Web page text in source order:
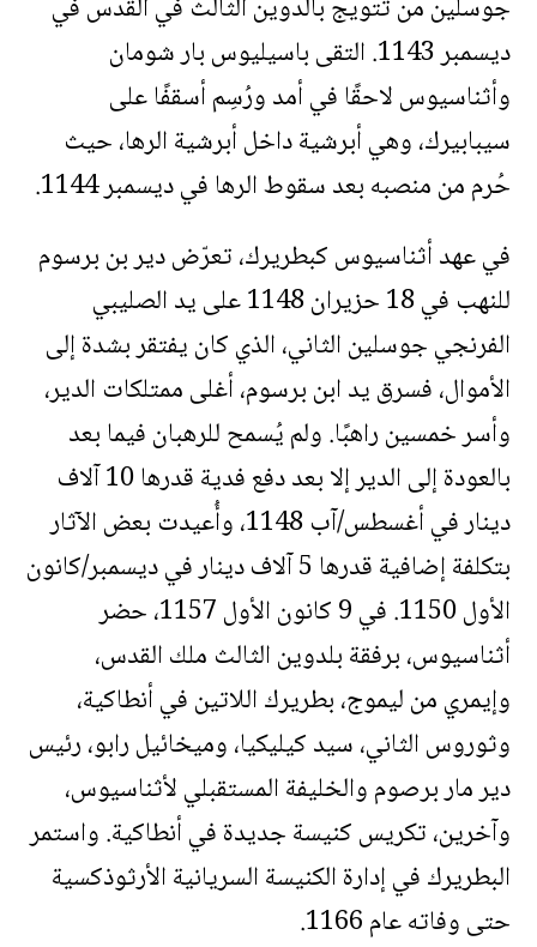
جوسلين من تتويج بالدوين الثالث في القدس في
ديسمبر 1143. التقى باسيليوس بار شومان
وأثناسيوس لاحقًا في أمد ورُسِم أسقفًا على
سيبابيرك، وهي أبرشية داخل أبرشية الرها، حيث
حُرم من منصبه بعد سقوط الرها في ديسمبر 1144.
في عهد أثناسيوس كبطريرك، تعرّض دير بن برسوم
للنهب في 18 حزيران 1148 على يد الصليبي
الفرنجي جوسلين الثاني، الذي كان يفتقر بشدة إلى
الأموال، فسرق يد ابن برسوم، أغلى ممتلكات الدير،
وأسر خمسين راهبًا. ولم يُسمح للرهبان فيما بعد
بالعودة إلى الدير إلا بعد دفع فدية قدرها 10 آلاف
دينار في أغسطس/آب 1148، وأُعيدت بعض الآثار
بتكلفة إضافية قدرها 5 آلاف دينار في ديسمبر/كانون
الأول 1150. في 9 كانون الأول 1157، حضر
أثناسيوس، برفقة بلدوين الثالث ملك القدس،
وإيمري من ليموج، بطريرك اللاتين في أنطاكية،
وثوروس الثاني، سيد كيليكيا، وميخائيل رابو، رئيس
دير مار برصوم والخليفة المستقبلي لأثناسيوس،
وآخرين، تكريس كنيسة جديدة في أنطاكية. واستمر
البطريرك في إدارة الكنيسة السريانية الأرثوذكسية
حتى وفاته عام 1166.